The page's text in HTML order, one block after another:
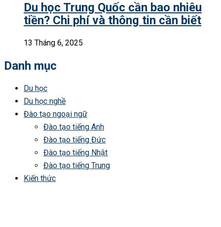
Du học Trung Quốc cần bao nhiêu
tiền? Chi phí và thông tin cần biết
13 Tháng 6, 2025
Danh mục
Du học
Du học nghề
Đào tạo ngoại ngữ
Đào tạo tiếng Anh
Đào tạo tiếng Đức
Đào tạo tiếng Nhật
Đào tạo tiếng Trung
Kiến thức